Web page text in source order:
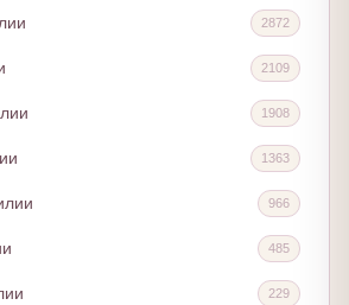
2872
2109
1908
1363
966
485
229